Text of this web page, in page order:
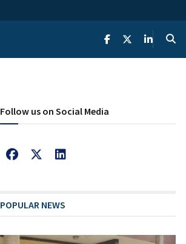
Follow us on Social Media
POPULAR NEWS